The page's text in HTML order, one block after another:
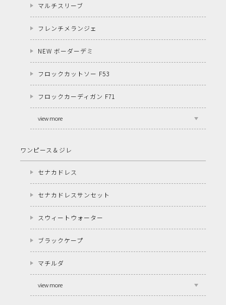
マルチスリーブ
フレンチメランジェ
NEW ボーダーデミ
フロックカットソー F53
フロックカーディガン F71
view more
ワンピース＆ジレ
セナカドレス
セナカドレスサンセット
スウィートウォーター
ブラックケープ
マチルダ
view more